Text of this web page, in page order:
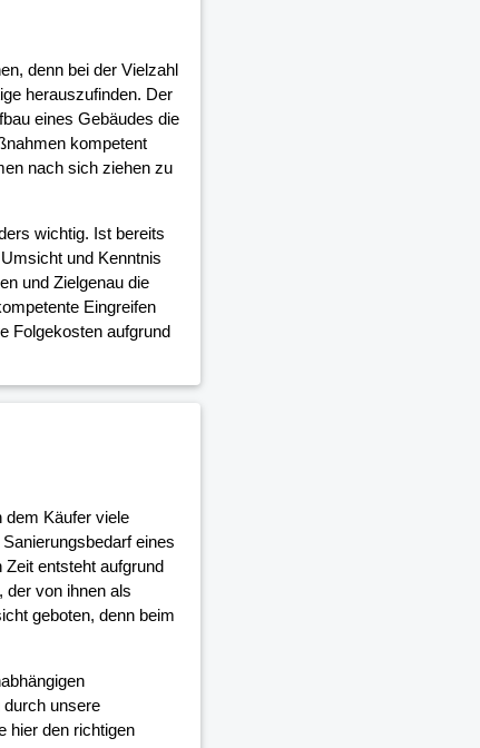
denn bei der Vielzahl
herauszufinden. Der
eines Gebäudes die
kompetent
nach sich ziehen zu
wichtig. Ist bereits
und Kenntnis
und Zielgenau die
Eingreifen
Folgekosten aufgrund
Käufer viele
eines
entsteht aufgrund
der von ihnen als
geboten, denn beim
unsere
hier den richtigen